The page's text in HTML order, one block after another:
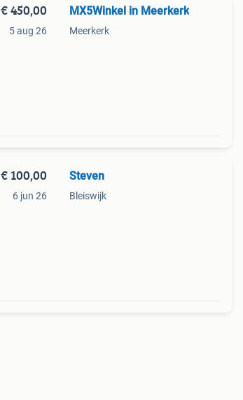
€ 450,00
5 aug 26
MX5Winkel in Meerkerk
Meerkerk
€ 100,00
6 jun 26
Steven
Bleiswijk